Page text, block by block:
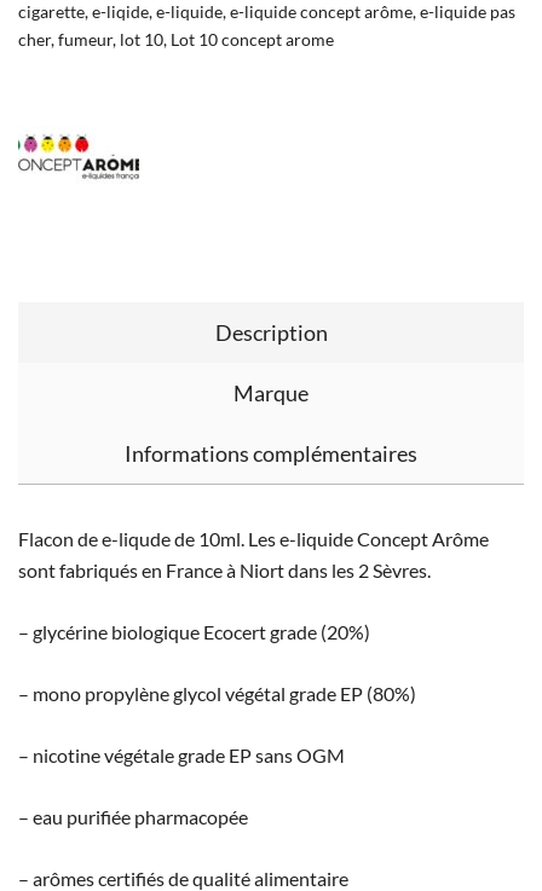
cigarette,e-liqide,e-liquide,e-liquide concept arôme,e-liquide pas
cher,fumeur, lot 10, Lot 10 concept arome
Description
Marque
Informations complémentaires
Flacon de e-liqude de 10ml. Les e-liquide Concept Arôme
sont fabriqués en France à Niort dans les 2 Sèvres.
– glycérine biologique Ecocert grade (20%)
– mono propylène glycol végétal grade EP (80%)
– nicotine végétale grade EP sans OGM
– eau purifiée pharmacopée
– arômes certifiés de qualité alimentaire